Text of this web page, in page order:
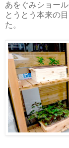
あをぐみショー
とうとう本来の
た。